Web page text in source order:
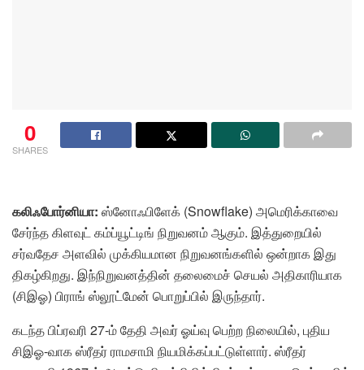
0
SHARES
கலிஃபோர்னியா: ஸ்னோஃபிளேக் (Snowflake) அமெரிக்காவை
சேர்ந்த கிளவுட் கம்ப்யூட்டிங் நிறுவனம் ஆகும். இத்துறையில்
சர்வதேச அளவில் முக்கியமான நிறுவனங்களில் ஒன்றாக இது
திகழ்கிறது. இந்நிறுவனத்தின் தலைமைச் செயல் அதிகாரியாக
(சிஇஓ) பிராங் ஸ்லூட்மேன் பொறுப்பில் இருந்தார்.
கடந்த பிப்ரவரி 27-ம் தேதி அவர் ஓய்வு பெற்ற நிலையில், புதிய
சிஇஓ-வாக ஸ்ரீதர் ராமசாமி நியமிக்கப்பட்டுள்ளார். ஸ்ரீதர்